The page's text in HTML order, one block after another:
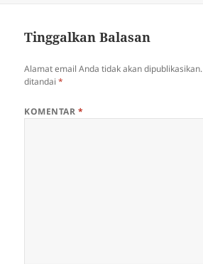
Tinggalkan Balasan
Alamat email Anda tidak akan dipublikasikan.
ditandai*
KOMENTAR *